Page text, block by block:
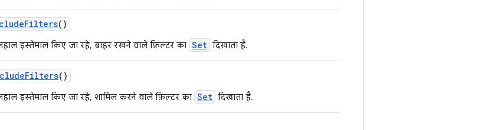
Filters()
इस्तेमाल किए जा रहे, बाहर रखने वाले फ़िल्टर का Set दिखाता है.
Filters()
इस्तेमाल किए जा रहे, शामिल करने वाले फ़िल्टर का Set दिखाता है.